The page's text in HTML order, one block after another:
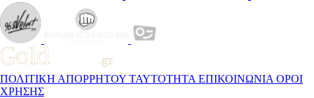
ΠΟΛΙΤΙΚΗ ΑΠΟΡΡΗΤΟΥ ΤΑΥΤΟΤΗΤΑ ΕΠΙΚΟΙΝΩΝΙΑ ΟΡΟΙ
ΧΡΗΣΗΣ